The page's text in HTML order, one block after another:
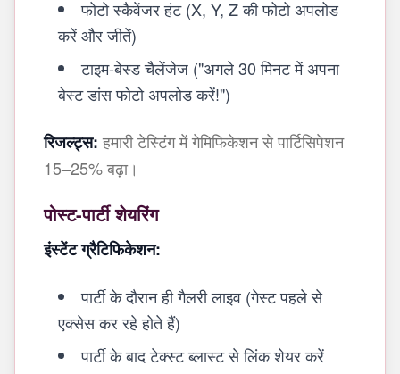
फोटो स्कैवेंजर हंट (X, Y, Z की फोटो अपलोड
करें और जीतें)
टाइम-बेस्ड चैलेंजेज ("अगले 30 मिनट में अपना
बेस्ट डांस फोटो अपलोड करें!")
रिजल्ट्स:हमारी टेस्टिंग में गेमिफिकेशन से पार्टिसिपेशन
15–25% बढ़ा।
पोस्ट-पार्टी शेयरिंग
इंस्टेंट ग्रैटिफिकेशन:
पार्टी के दौरान ही गैलरी लाइव (गेस्ट पहले से
एक्सेस कर रहे होते हैं)
पार्टी के बाद टेक्स्ट ब्लास्ट से लिंक शेयर करें